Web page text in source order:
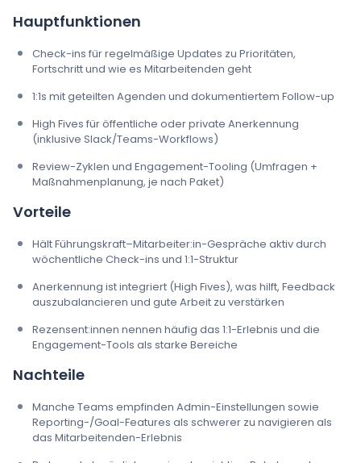
Hauptfunktionen
Check-ins für regelmäßige Updates zu Prioritäten,
Fortschritt und wie es Mitarbeitenden geht
1:1s mit geteilten Agenden und dokumentiertem Follow-up
High Fives für öffentliche oder private Anerkennung
(inklusive Slack/Teams-Workflows)
Review-Zyklen und Engagement-Tooling (Umfragen +
Maßnahmenplanung, je nach Paket)
Vorteile
Hält Führungskraft–Mitarbeiter:in-Gespräche aktiv durch
wöchentliche Check-ins und 1:1-Struktur
Anerkennung ist integriert (High Fives), was hilft, Feedback
auszubalancieren und gute Arbeit zu verstärken
Rezensent:innen nennen häufig das 1:1-Erlebnis und die
Engagement-Tools als starke Bereiche
Nachteile
Manche Teams empfinden Admin-Einstellungen sowie
Reporting-/Goal-Features als schwerer zu navigieren als
das Mitarbeitenden-Erlebnis